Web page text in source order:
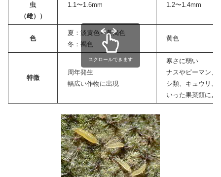
虫
（雌））
1.1〜1.6mm 1.2〜1.4mm
色
夏：淡黄色～黄褐色
冬：褐色
黄色
特徴
周年発生
幅広い作物に出現
寒さに弱い
ナスやピーマン、
シ類、キュウリ、
いった果菜類によ
スクロールできます